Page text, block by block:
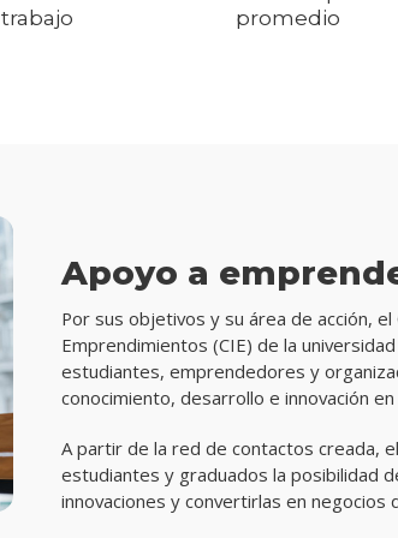
trabajo
promedio
Apoyo a
Por sus objetivos y su área de acción,
Emprendimientos (CIE) de la
estudiantes, emprendedores y
conocimiento, desarrollo e innovación
A partir de la red de contactos creada,
estudiantes y graduados la posibilidad
innovaciones y convertirlas en negocios